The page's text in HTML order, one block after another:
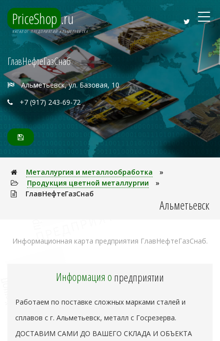
PriceShop .ru
КАТАЛОГ ПРЕДПРИЯТИЙ АЛЬМЕТЬЕВСКА
ГлавНефтеГазСнаб
Альметьевск, ул. Базовая, 10
+7 (917) 243-69-72
Металлуpгия и металлообработка
»
Продукция цветной металлургии
»
ГлавНефтеГазСнаб
Альметьевск
Информационная карта предприятия ГлавНефтеГазСнаб.
Информация опредприятии
Работаем по поставке сложных марками сталей и
сплавов с г. Альметьевск, металл с Госрезерва.
ДОСТАВИМ САМИ ДО ВАШЕГО СКЛАДА И ОБЪЕКТА